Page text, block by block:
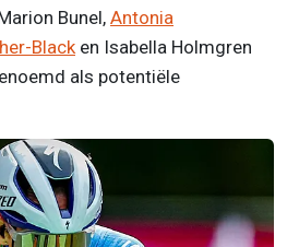
Bunel, Antonia
Black en Isabella Holmgren
als potentiële